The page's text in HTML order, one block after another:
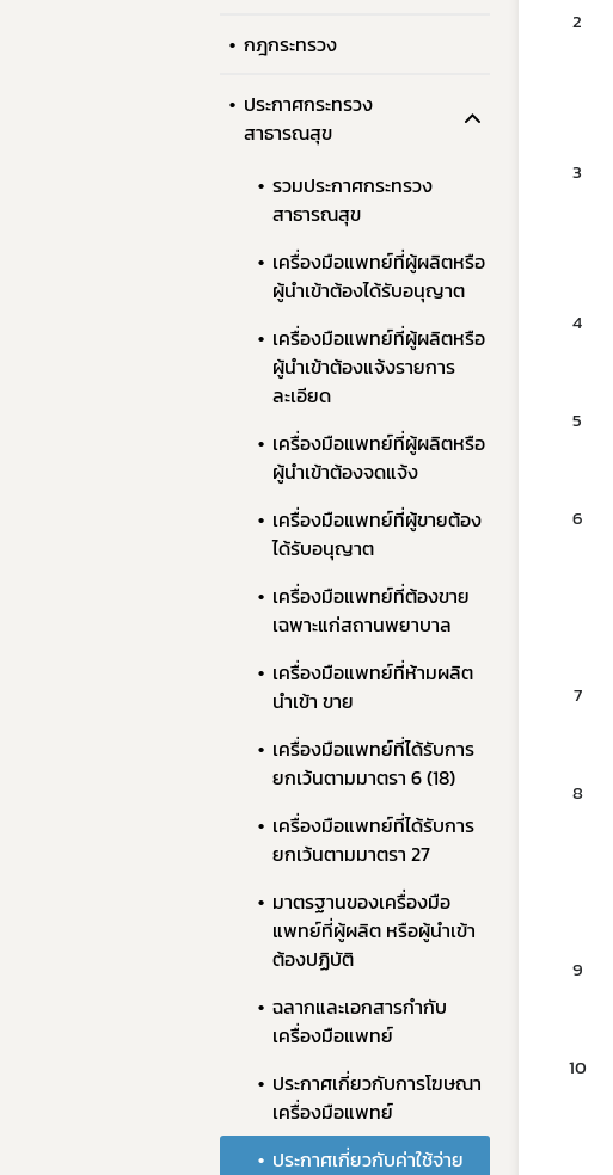
กฎกระทรวง
ประกาศกระทรวง
สาธารณสุข
รวมประกาศกระทรวง
สาธารณสุข
เครื่องมือแพทย์ที่ผู้ผลิตหรือ
ผู้นำเข้าต้องได้รับอนุญาต
เครื่องมือแพทย์ที่ผู้ผลิตหรือ
ผู้นำเข้าต้องแจ้งรายการ
ละเอียด
​​เครื่องมือแพทย์ที่ผู้ผลิตหรือ
ผู้นำเข้าต้องจดแจ้ง​ ​
เครื่องมือแพทย์ที่ผู้ขายต้อง
ได้รับอนุญาต​
เครื่องมือแพทย์ที่ต้องขาย
เฉพาะแก่สถานพยาบาล ​ ​
เครื่องมือแพทย์ที่ห้ามผลิต
นำเข้า ขาย​ ​
เครื่องมือแพทย์ที่ได้รับการ
ยกเว้นตามมาตรา 6 (18)
เครื่องมือแพทย์ที่ได้รับการ
ยกเว้นตามมาตรา 27​
มาตรฐานของเครื่องมือ
แพทย์ที่ผู้ผลิต หรือผู้นำเข้า
ต้องปฏิบัติ​ ​ ​
ฉลากและเอกสารกำกับ
เครื่องมือแพทย์​
ประกาศเกี่ยวกับการโฆษณา
เครื่องมือแพทย์​
​ประกาศเกี่ยวกับค่าใช้จ่าย
2
3
4
5
6
7
8
9
10
ข่าวปร